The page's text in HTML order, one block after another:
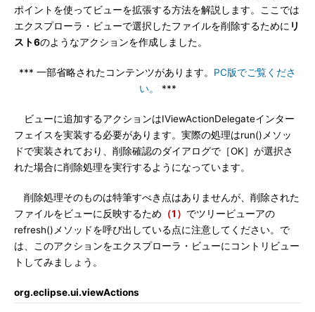
ポイントを使ってビューを拡張する方法を解説します。ここでは
エクスプローラ・ビューで選択したファイルを削除するために リ
スト6のようなアクションを作成しました。
*** 一部省略されたコンテンツがあります。 PC版でご覧くださ
い。
***
ビューに追加するアクションはIViewActionDelegateインター
フェイスを実装する必要があります。実際の処理はrun()メソッ
ドで実装されており、削除確認のダイアログで［OK］が選択さ
れた場合に削除処理を実行するようになっています。
削除処理そのものは特筆すべき点はありませんが、削除された
ファイルをビューに反映するため （1） でツリービューアの
refresh()メソッドを呼び出している点に注意してください。で
は、このアクションをエクスプローラ・ビューにコントリビュー
トしてみましょう。
org.eclipse.ui.viewActions